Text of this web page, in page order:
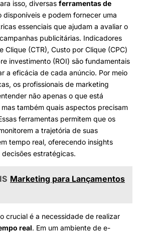
isso, diversas ferramentas de
disponíveis e podem fornecer uma
essenciais que ajudam a avaliar o
publicitárias. Indicadores
Clique (CTR), Custo por Clique (CPC)
investimento (ROI) são fundamentais
a eficácia de cada anúncio. Por meio
os profissionais de marketing
não apenas o que está
também quais aspectos precisam
ferramentas permitem que os
a trajetória de suas
tempo real, oferecendo insights
estratégicas.
Marketing para Lançamentos
crucial é a necessidade de realizar
real. Em um ambiente de e-